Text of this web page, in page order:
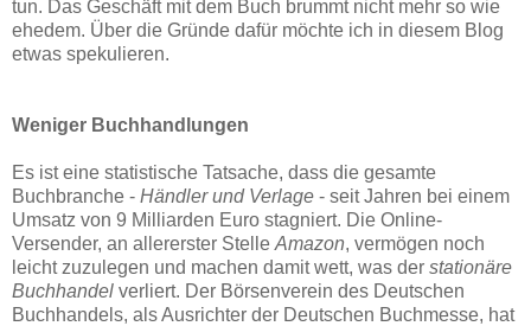
tun. Das Geschäft mit dem Buch brummt nicht mehr so wie
ehedem. Über die Gründe dafür möchte ich in diesem Blog
etwas spekulieren.
Weniger Buchhandlungen
Es ist eine statistische Tatsache, dass die gesamte
Buchbranche - Händler und Verlage - seit Jahren bei einem
Umsatz von 9 Milliarden Euro stagniert. Die Online-
Versender, an allererster Stelle Amazon, vermögen noch
leicht zuzulegen und machen damit wett, was der stationäre
Buchhandel verliert. Der Börsenverein des Deutschen
Buchhandels, als Ausrichter der Deutschen Buchmesse, hat